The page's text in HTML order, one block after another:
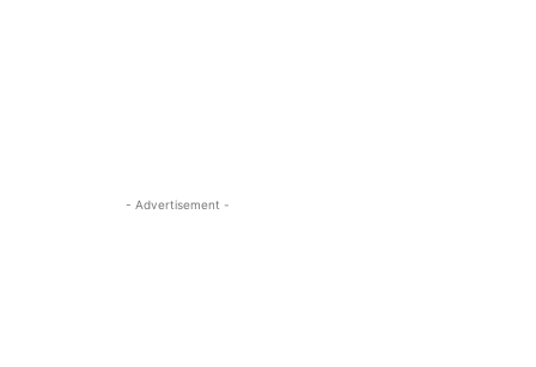
- Advertisement -